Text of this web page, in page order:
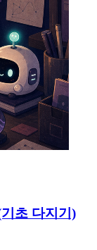
초 다지기)